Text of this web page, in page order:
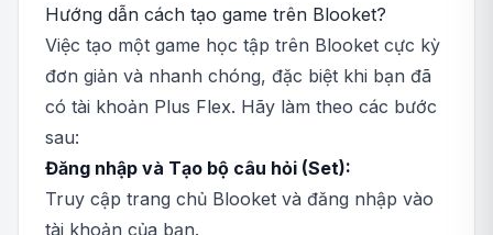
Hướng dẫn cách tạo game trên Blooket?
Việc tạo một game học tập trên Blooket cực kỳ
đơn giản và nhanh chóng, đặc biệt khi bạn đã
có tài khoản Plus Flex. Hãy làm theo các bước
sau:
Đăng nhập và Tạo bộ câu hỏi (Set):
Truy cập trang chủ Blooket và đăng nhập vào
tài khoản của bạn.